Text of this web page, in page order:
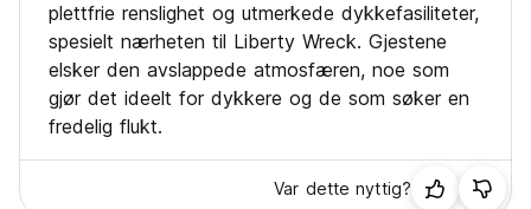
plettfrie renslighet og utmerkede dykkefasiliteter,
spesielt nærheten til Liberty Wreck. Gjestene
elsker den avslappede atmosfæren, noe som
gjør det ideelt for dykkere og de som søker en
fredelig flukt.
Var dette nyttig?